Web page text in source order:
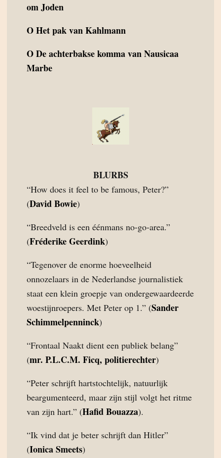
om Joden
OHet pak van Kahlmann
ODe achterbakse komma van Nausicaa
Marbe
BLURBS
“How does it feel to be famous, Peter?”
(David Bowie)
“Breedveld is een éénmans no-go-area.”
(Fréderike Geerdink)
“Tegenover de enorme hoeveelheid
onnozelaars in de Nederlandse journalistiek
staat een klein groepje van ondergewaardeerde
woestijnroepers. Met Peter op 1.” (Sander
Schimmelpenninck)
“Frontaal Naakt dient een publiek belang”
(mr. P.L.C.M. Ficq, politierechter)
“Peter schrijft hartstochtelijk, natuurlijk
beargumenteerd, maar zijn stijl volgt het ritme
van zijn hart.” (Hafid Bouazza).
“Ik vind dat je beter schrijft dan Hitler”
(Ionica Smeets)